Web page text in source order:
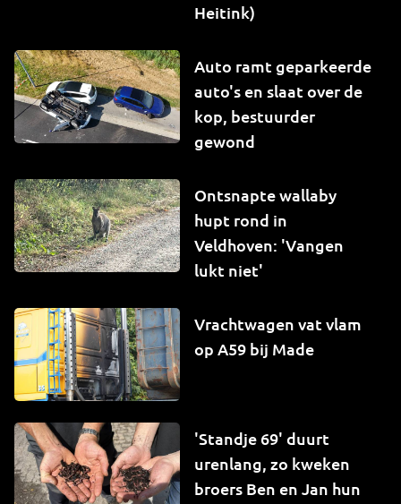
Heitink)
Auto ramt geparkeerde
auto's en slaat over de
kop, bestuurder
gewond
Ontsnapte wallaby
hupt rond in
Veldhoven: 'Vangen
lukt niet'
Vrachtwagen vat vlam
op A59 bij Made
'Standje 69' duurt
urenlang, zo kweken
broers Ben en Jan hun